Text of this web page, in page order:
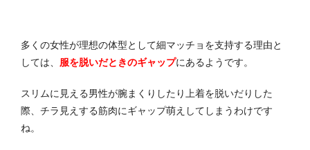
多くの女性が理想の体型として細マッチョを支持する理由と
しては、 服を脱いだときのギャップにあるようです。
スリムに見える男性が腕まくりしたり上着を脱いだりした
際、チラ見えする筋肉にギャップ萌えしてしまうわけです
ね。